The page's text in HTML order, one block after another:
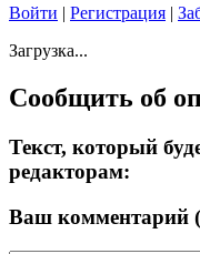
Войти | Регистрация |
Загрузка...
Сообщить об
Текст, который
редакторам:
Ваш комментарий